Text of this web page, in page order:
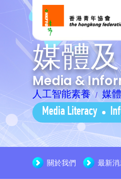
媒體
Media &
人工智能素養 媒
Media Literacy
關於我們 最新